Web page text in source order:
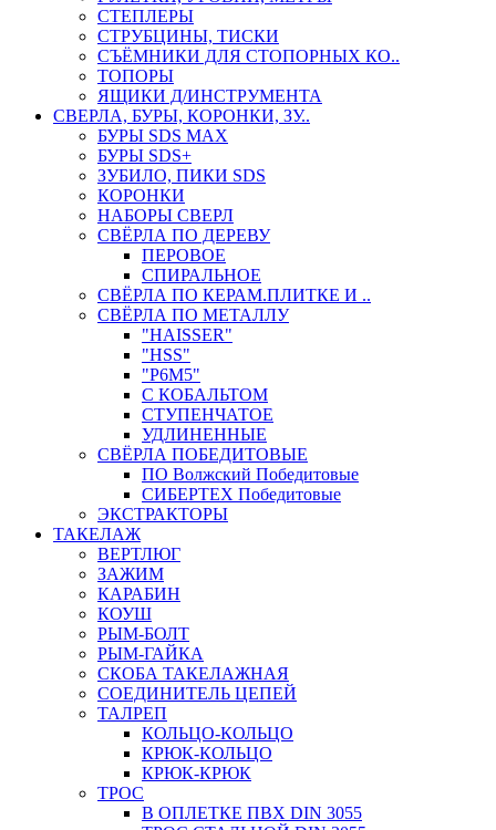
СТЕПЛЕРЫ
СТРУБЦИНЫ, ТИСКИ
СЪЁМНИКИ ДЛЯ СТОПОРНЫХ КО..
ТОПОРЫ
ЯЩИКИ Д/ИНСТРУМЕНТА
СВЕРЛА, БУРЫ, КОРОНКИ, ЗУ..
БУРЫ SDS MAX
БУРЫ SDS+
ЗУБИЛО, ПИКИ SDS
КОРОНКИ
НАБОРЫ СВЕРЛ
СВЁРЛА ПО ДЕРЕВУ
ПЕРОВОЕ
СПИРАЛЬНОЕ
СВЁРЛА ПО КЕРАМ.ПЛИТКЕ И ..
СВЁРЛА ПО МЕТАЛЛУ
"HAISSER"
"HSS"
"Р6М5"
С КОБАЛЬТОМ
СТУПЕНЧАТОЕ
УДЛИНЕННЫЕ
СВЁРЛА ПОБЕДИТОВЫЕ
ПО Волжский Победитовые
СИБЕРТЕХ Победитовые
ЭКСТРАКТОРЫ
ТАКЕЛАЖ
ВЕРТЛЮГ
ЗАЖИМ
КАРАБИН
КОУШ
РЫМ-БОЛТ
РЫМ-ГАЙКА
СКОБА ТАКЕЛАЖНАЯ
СОЕДИНИТЕЛЬ ЦЕПЕЙ
ТАЛРЕП
КОЛЬЦО-КОЛЬЦО
КРЮК-КОЛЬЦО
КРЮК-КРЮК
ТРОС
В ОПЛЕТКЕ ПВХ DIN 3055